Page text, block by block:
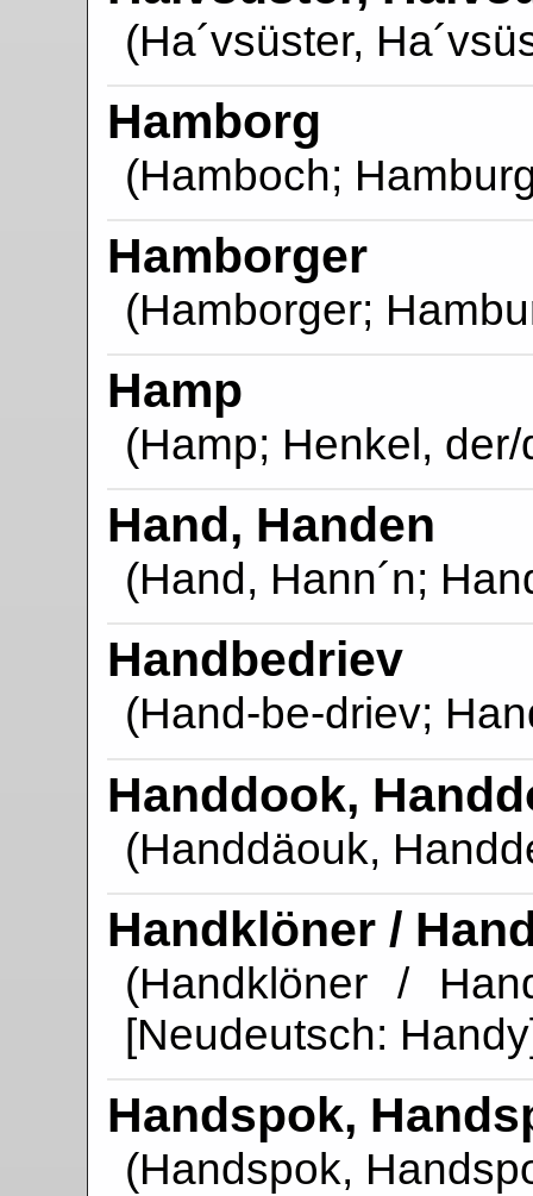
(Ha´vsüster,
Hamborg
(Hamboch;
Hamborger
(Hamborger;
Hamp
(Hamp; Henkel, der/
Hand, Handen
(Hand, Hann´n;
Handbedriev
(Hand-be-driev;
Handdook,
(Handdäouk,
Handklöner /
(Handklöner /
[Neudeutsch:
Handspok,
(Handspok,